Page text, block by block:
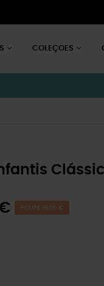
COLEÇOES
POUPE 15,06 €